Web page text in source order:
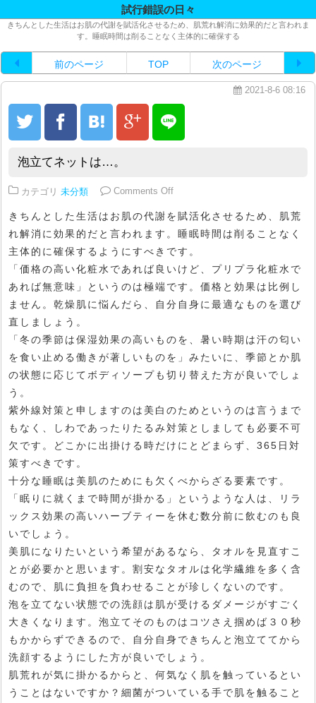
試行錯誤の日々
きちんとした生活はお肌の代謝を賦活化させるため、肌荒れ解消に効果的だと言われま
す。睡眠時間は削ることなく主体的に確保する
前のページ TOP 次のページ
2021-8-6 08:16
泡立てネットは…。
カテゴリ 未分類 Comments Offon 泡立てネットは…。
きちんとした生活はお肌の代謝を賦活化させるため、肌荒
れ解消に効果的だと言われます。睡眠時間は削ることなく
主体的に確保するようにすべきです。
「価格の高い化粧水であれば良いけど、プリプラ化粧水で
あれば無意味」というのは極端です。価格と効果は比例し
ません。乾燥肌に悩んだら、自分自身に最適なものを選び
直しましょう。
「冬の季節は保湿効果の高いものを、暑い時期は汗の匂い
を食い止める働きが著しいものを」みたいに、季節とか肌
の状態に応じてボディソープも切り替えた方が良いでしょ
う。
紫外線対策と申しますのは美白のためというのは言うまで
もなく、しわであったりたるみ対策としましても必要不可
欠です。どこかに出掛ける時だけにとどまらず、365日対
策すべきです。
十分な睡眠は美肌のためにも欠くべからざる要素です。
「眠りに就くまで時間が掛かる」というような人は、リラ
ックス効果の高いハーブティーを休む数分前に飲むのも良
いでしょう。
美肌になりたいという希望があるなら、タオルを見直すこ
とが必要かと思います。割安なタオルは化学繊維を多く含
むので、肌に負担を負わせることが珍しくないのです。
泡を立てない状態での洗顔は肌が受けるダメージがすごく
大きくなります。泡立てそのものはコツさえ掴めば３０秒
もかからずできるので、自分自身できちんと泡立ててから
洗顔するようにした方が良いでしょう。
肌荒れが気に掛かるからと、何気なく肌を触っているとい
うことはないですか？細菌がついている手で肌を触ること